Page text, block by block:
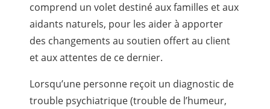
comprend un volet destiné aux familles et aux
aidants naturels, pour les aider à apporter
des changements au soutien offert au client
et aux attentes de ce dernier.
Lorsqu’une personne reçoit un diagnostic de
trouble psychiatrique (trouble de l’humeur,